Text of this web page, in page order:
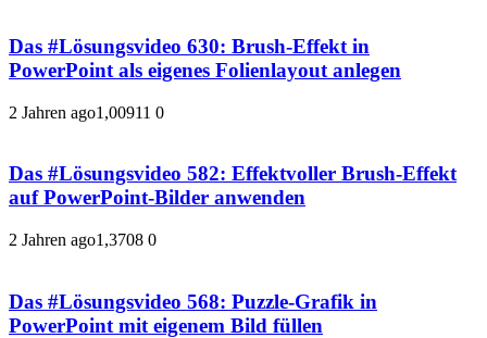
Das #Lösungsvideo 630: Brush-Effekt in
PowerPoint als eigenes Folienlayout anlegen
2 Jahren ago1,00911 0
Das #Lösungsvideo 582: Effektvoller Brush-Effekt
auf PowerPoint-Bilder anwenden
2 Jahren ago1,3708 0
Das #Lösungsvideo 568: Puzzle-Grafik in
PowerPoint mit eigenem Bild füllen